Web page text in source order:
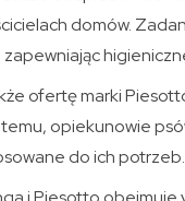
domów.
zapewniając
ofertę marki
opiekunowie
do ich potrzeb.